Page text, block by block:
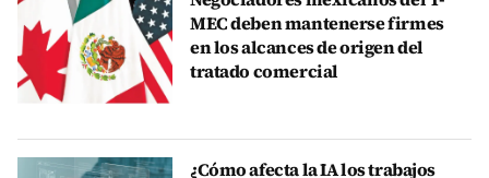
MEC deben mantenerse firmes
en los alcances de origen del
tratado comercial
¿Cómo afecta la IA los trabajos